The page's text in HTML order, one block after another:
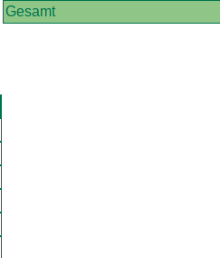
Gesamt